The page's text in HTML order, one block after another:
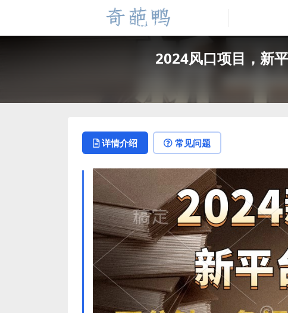
2024风口项目，新
详情介绍 常见问题